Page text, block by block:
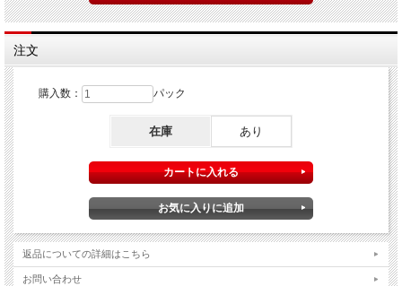
商品仕様
品名
冷凍食品：長崎ちゃんぽん(調理済具付中華茹麺)
内容量
合計540グラム/1パック(2食)
小麦粉、かんすい(唐あく)、食塩、着色料(クチナシ)
キャベツ、もやし、きぬさや、グリーンピース、コーン、人参、きくら
げ、豚肉、揚げ蒲鉾、はんぺん、いか、海老、あけ貝
豚肉、鶏肉、豚骨、鶏骨、いか、あけ貝、たまねぎを煮熟し抽出して濃
縮したスープ、食塩、醤油、調味料(アミノ酸等)
原材料/
小袋
食塩、こしょう、ガーリック、調味料(アミノ酸等)
その他 原材料の一部に大豆、牛肉、ゼラチンを含む
注文
購入数： パック
在庫 あり
返品についての詳細はこちら
お問い合わせ